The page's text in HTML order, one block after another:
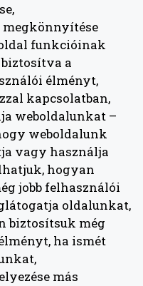
funkcióinak
a
élményt,
kapcsolatban,
weboldalunkat –
weboldalunk
vagy használja
hogyan
jobb felhasználói
oldalunkat,
biztosítsuk még
ha ismét
más